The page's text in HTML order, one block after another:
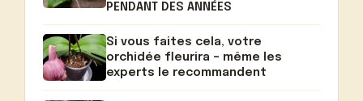
PENDANT DES ANNÉES
Si vous faites cela, votre
orchidée fleurira – même les
experts le recommandent